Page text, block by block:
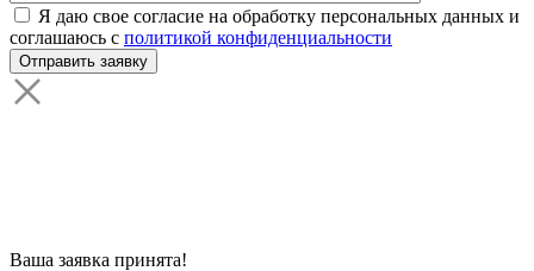
Я даю свое согласие на обработку персональных данных и
соглашаюсь с политикой конфиденциальности
Ваша заявка принята!